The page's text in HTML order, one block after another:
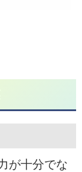
が十分でな